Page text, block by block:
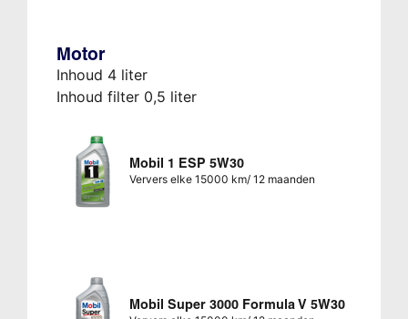
Motor
Inhoud 4 liter
Inhoud filter 0,5 liter
Mobil 1 ESP 5W30
Ververs elke 15000 km/ 12 maanden
Mobil Super 3000 Formula V 5W30